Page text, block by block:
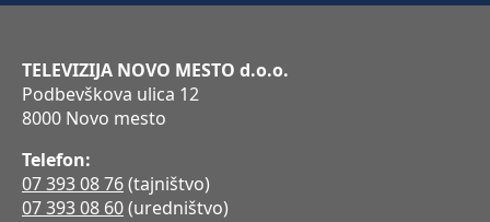
TELEVIZIJA NOVO MESTO d.o.o.
Podbevškova ulica 12
8000 Novo mesto
Telefon:
07 393 08 76(tajništvo)
07 393 08 60(uredništvo)